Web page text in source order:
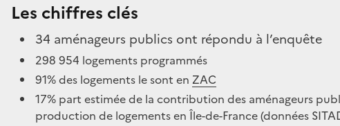
Les chiffres clés
34 aménageurs publics ont répondu à l’enquête
298 954 logements programmés
91% des logements le sont en ZAC
17% part estimée de la contribution des aménageurs
production de logements en Île-de-France (données